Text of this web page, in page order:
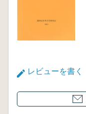
レビューを書く